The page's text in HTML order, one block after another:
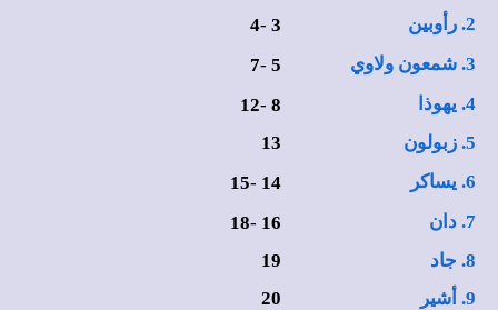
2. رأوبين
3
-
4
3. شمعون ولاوي
5
-
7
4. يهوذا
8
-
12
5. زبولون
13
6. يساكر
14
-
15
7. دان
16
-
18
8. جاد
19
9. أشير
20